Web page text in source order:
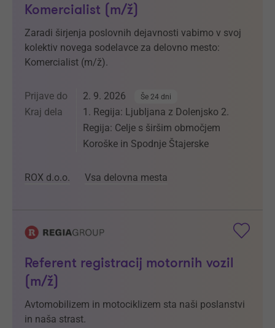
Komercialist (m/ž)
Zaradi širjenja poslovnih dejavnosti vabimo v svoj
kolektiv novega sodelavce za delovno mesto:
Komercialist (m/ž).
Prijave do 2. 9. 2026 Še 24 dni
Kraj dela
1. Regija: Ljubljana z Dolenjsko 2.
Regija: Celje s širšim območjem
Koroške in Spodnje Štajerske
ROX d.o.o. Vsa delovna mesta
Referent registracij motornih vozil
(m/ž)
Avtomobilizem in motociklizem sta naši poslanstvi
in naša strast.